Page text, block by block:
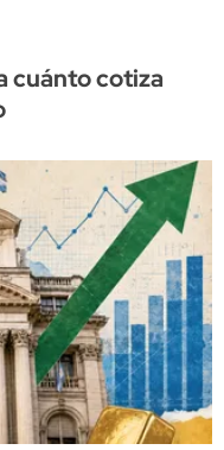
cuánto cotiza